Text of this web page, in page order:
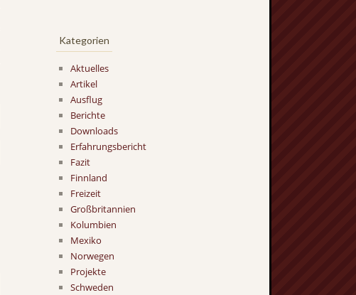
Kategorien
Aktuelles
Artikel
Ausflug
Berichte
Downloads
Erfahrungsbericht
Fazit
Finnland
Freizeit
Großbritannien
Kolumbien
Mexiko
Norwegen
Projekte
Schweden